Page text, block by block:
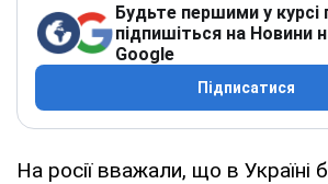
Будьте першими у курсі
підпишіться на Новини
Google
Підписатися
На росії вважали, що в Україні